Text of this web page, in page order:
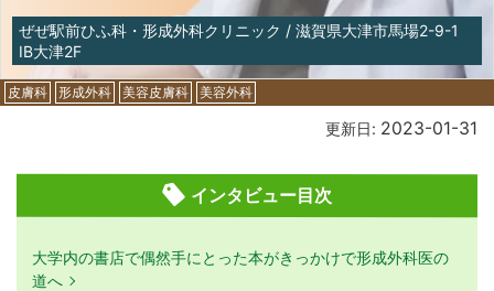
ぜぜ駅前ひふ科・形成外科クリニック / 滋賀県大津市馬場2-9-1
IB大津2F
皮膚科 形成外科 美容皮膚科 美容外科
更新日: 2023-01-31
インタビュー目次
大学内の書店で偶然手にとった本がきっかけで形成外科医の
道へ